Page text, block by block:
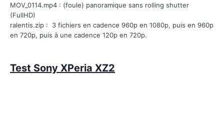
MOV_0114.mp4 : (foule) panoramique sans rolling shutter
(FullHD)
ralentis.zip : 3 fichiers en cadence 960p en 1080p, puis en 960p
en 720p, puis à une cadence 120p en 720p.
Test Sony XPeria XZ2